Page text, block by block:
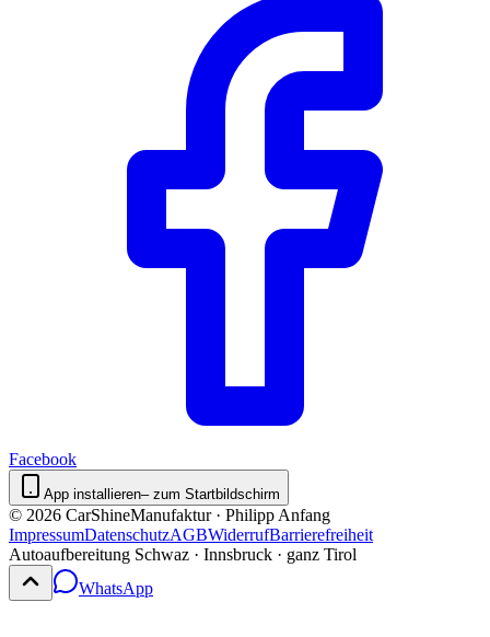
Facebook
App installieren– zum Startbildschirm
© 2026 CarShineManufaktur · Philipp Anfang
ImpressumDatenschutzAGBWiderrufBarrierefreiheit
Autoaufbereitung Schwaz · Innsbruck · ganz Tirol
WhatsApp